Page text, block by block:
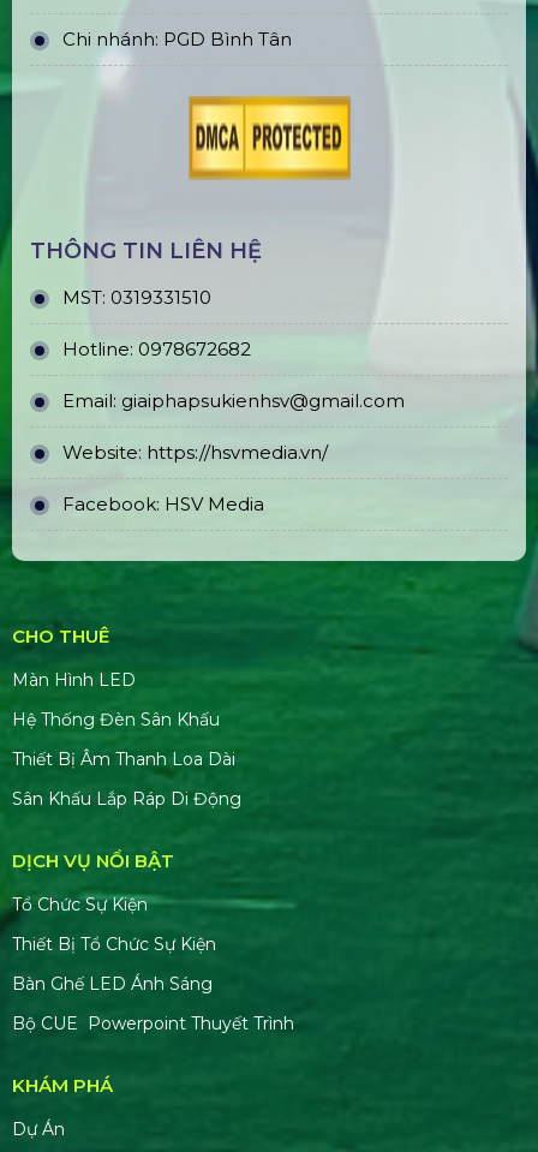
Chi nhánh: PGD Bình Tân
THÔNG TIN LIÊN HỆ
MST: 0319331510
Hotline: 0978672682
Email: giaiphapsukienhsv@gmail.com
Website: https://hsvmedia.vn/
Facebook: HSV Media
CHO THUÊ
Màn Hình LED
Hệ Thống Đèn Sân Khấu
Thiết Bị Âm Thanh Loa Dài
Sân Khấu Lắp Ráp Di Động
DỊCH VỤ NỔI BẬT
Tổ Chức Sự Kiện
Thiết Bị Tổ Chức Sự Kiện
Bàn Ghế LED Ánh Sáng
Bộ CUE Powerpoint Thuyết Trình
KHÁM PHÁ
Dự Án